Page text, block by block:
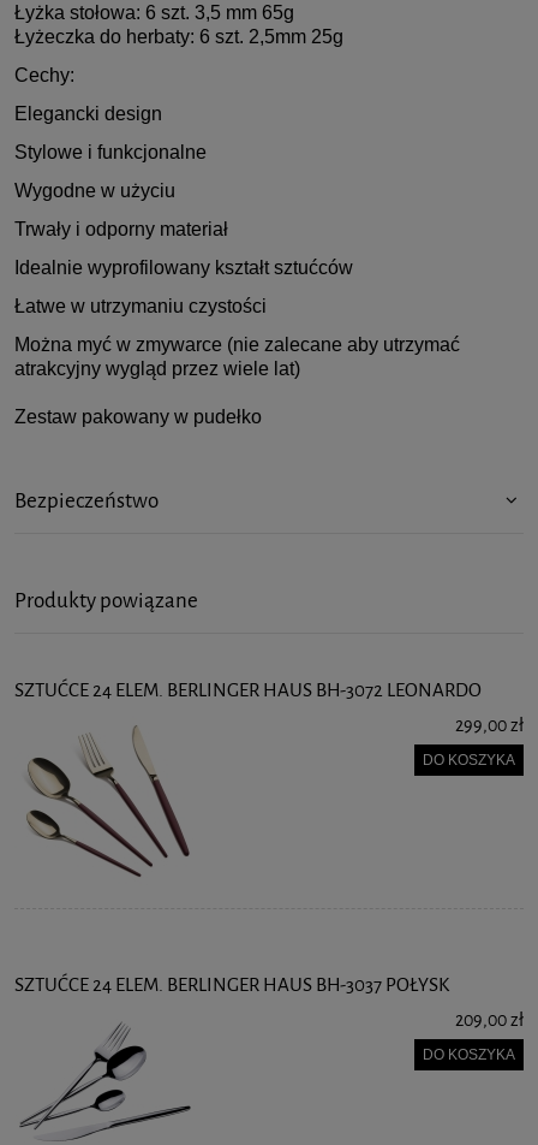
Łyżka stołowa: 6 szt. 3,5 mm 65g
Łyżeczka do herbaty: 6 szt. 2,5mm 25g
Cechy:
Elegancki design
Stylowe i funkcjonalne
Wygodne w użyciu
Trwały i odporny materiał
Idealnie wyprofilowany kształt sztućców
Łatwe w utrzymaniu czystości
Można myć w zmywarce (nie zalecane aby utrzymać
atrakcyjny wygląd przez wiele lat)
Zestaw pakowany w pudełko
Bezpieczeństwo
Produkty powiązane
SZTUĆCE 24 ELEM. BERLINGER HAUS BH-3072 LEONARDO
299,00 zł
DO KOSZYKA
SZTUĆCE 24 ELEM. BERLINGER HAUS BH-3037 POŁYSK
209,00 zł
DO KOSZYKA